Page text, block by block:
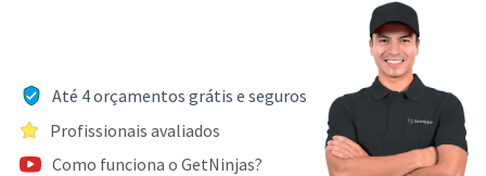
Até 4 orçamentos grátis e seguros
Profissionais avaliados
Como funciona o GetNinjas?